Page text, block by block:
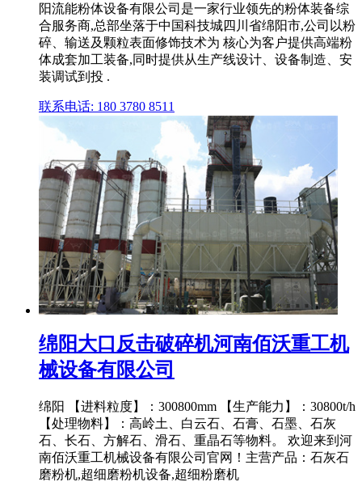
阳流能粉体设备有限公司是一家行业领先的粉体装备综
合服务商,总部坐落于中国科技城四川省绵阳市,公司以粉
碎、输送及颗粒表面修饰技术为 核心为客户提供高端粉
体成套加工装备,同时提供从生产线设计、设备制造、安
装调试到投 .
联系电话: 180 3780 8511
绵阳大口反击破碎机河南佰沃重工机
械设备有限公司
绵阳 【进料粒度】：300800mm 【生产能力】：30800t/h
【处理物料】：高岭土、白云石、石膏、石墨、石灰
石、长石、方解石、滑石、重晶石等物料。 欢迎来到河
南佰沃重工机械设备有限公司官网！主营产品：石灰石
磨粉机,超细磨粉机设备,超细粉磨机